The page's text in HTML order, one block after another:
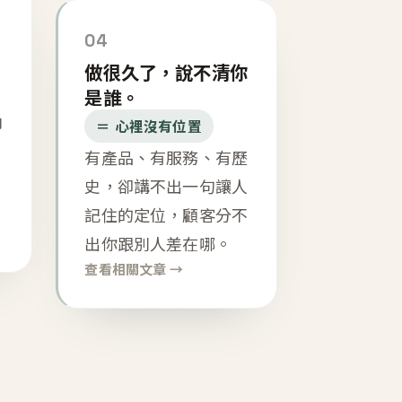
04
做很久了，說不清你
是誰。
＝ 心裡沒有位置
有產品、有服務、有歷
史，卻講不出一句讓人
記住的定位，顧客分不
出你跟別人差在哪。
查看相關文章 →